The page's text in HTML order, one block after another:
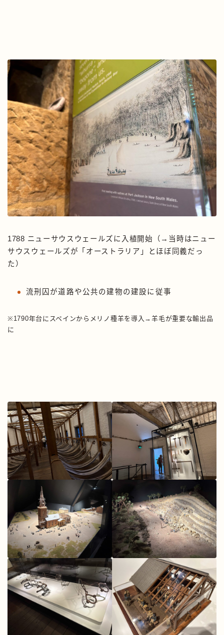
1788 ニューサウスウェールズに入植開始（→当時はニュー
サウスウェールズが「オーストラリア」とほぼ同義だっ
た）
流刑囚が道路や公共の建物の建設に従事
※1790年台にスペインからメリノ種羊を導入→羊毛が重要な輸出品
に